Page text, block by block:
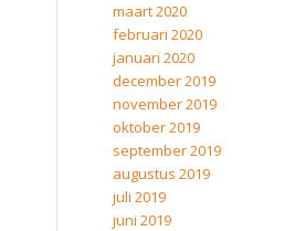
maart 2020
februari 2020
januari 2020
december 2019
november 2019
oktober 2019
september 2019
augustus 2019
juli 2019
juni 2019